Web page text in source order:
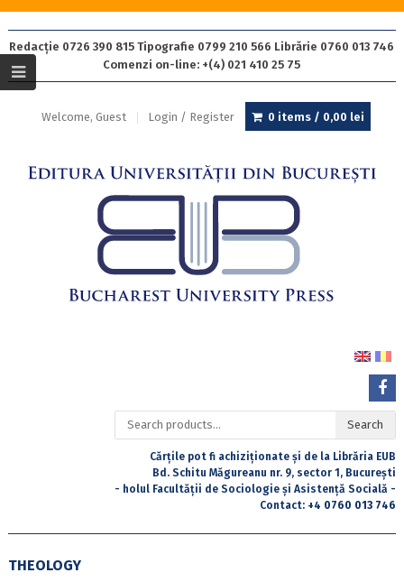
Redacție 0726 390 815 Tipografie 0799 210 566 Librărie 0760 013 746
Comenzi on-line: +(4) 021 410 25 75
Welcome, Guest Login / Register 0 items / 0,00 lei
Search
for:
Search
Cărțile pot fi achiziționate și de la Librăria EUB
Bd. Schitu Măgureanu nr. 9, sector 1, București
- holul Facultății de Sociologie și Asistență Socială -
Contact: +4 0760 013 746
THEOLOGY